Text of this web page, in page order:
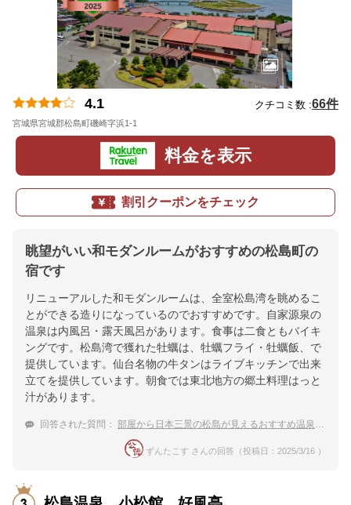
4.1 クチコミ数 :66件
宮城県宮城郡松島町磯崎字浜1-1
料金を表示
割引クーポンをチェック
眺望がいい和モダンルームがおすすめの松島町の
宿です
リニューアルした和モダンルームは、全室松島湾を眺めるこ
とができる造りになっているのでおすすめです。自家源泉の
温泉は内風呂・露天風呂があります。食事は二食ともバイキ
ングです。松島湾で獲れた牡蠣は、牡蠣フライ・牡蠣飯、で
提供しています。仙台名物の牛タンはライブキッチンで出来
立てを提供しています。朝食では東北地方の郷土料理はっと
汁があります。
回答された質問： 部屋から日本三景の松島が見えるおすすめ温泉宿を教えてください
ずんたこす さんの回答（投稿日：2025/3/16 ）